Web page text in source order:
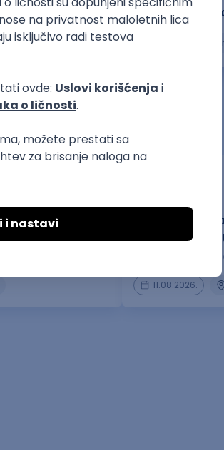
Student
& Sales
BSH kućni aparati
11.08.2026.